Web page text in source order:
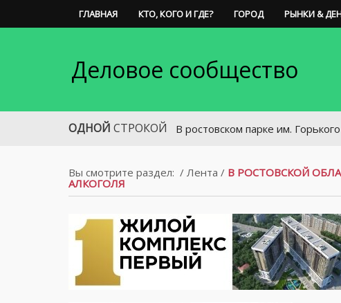
ГЛАВНАЯ КТО, КОГО И ГДЕ? ГОРОД РЫНКИ &
Деловое сообщество
ОДНОЙ СТРОКОЙ
В ростовском парке им. Горького
Вы смотрите раздел: / Лента / В РОСТОВСКОЙ
АЛКОГОЛЯ